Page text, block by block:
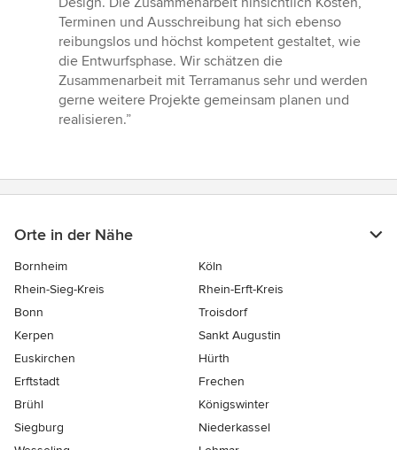
Terminen und Ausschreibung hat sich ebenso
reibungslos und höchst kompetent gestaltet, wie
die Entwurfsphase. Wir schätzen die
Zusammenarbeit mit Terramanus sehr und werden
gerne weitere Projekte gemeinsam planen und
realisieren.”
Orte in der Nähe
Bornheim
Köln
Rhein-Sieg-Kreis
Rhein-Erft-Kreis
Bonn
Troisdorf
Kerpen
Sankt Augustin
Euskirchen
Hürth
Erftstadt
Frechen
Brühl
Königswinter
Siegburg
Niederkassel